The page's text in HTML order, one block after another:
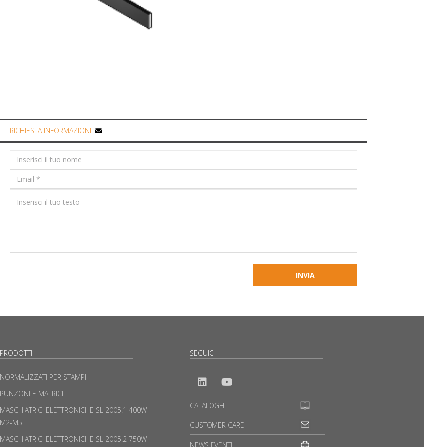
RICHIESTA INFORMAZIONI
PRODOTTI
NORMALIZZATI PER STAMPI
PUNZONI E MATRICI
MASCHIATRICI ELETTRONICHE SL 2005.1 400W
M2-M5
MASCHIATRICI ELETTRONICHE SL 2005.2 750W
SEGUICI
CATALOGHI
CUSTOMER CARE
NEWS EVENTI